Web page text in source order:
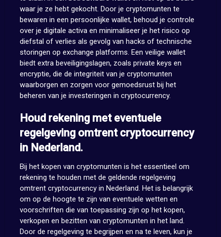
waar je ze hebt gekocht. Door je cryptomunten te
bewaren in een persoonlijke wallet, behoud je controle
over je digitale activa en minimaliseer je het risico op
diefstal of verlies als gevolg van hacks of technische
storingen op exchange platforms. Een veilige wallet
biedt extra beveiligingslagen, zoals private keys en
encryptie, die de integriteit van je cryptomunten
waarborgen en zorgen voor gemoedsrust bij het
beheren van je investeringen in cryptocurrency.
Houd rekening met eventuele
regelgeving omtrent cryptocurrency
in Nederland.
Bij het kopen van cryptomunten is het essentieel om
rekening te houden met de geldende regelgeving
omtrent cryptocurrency in Nederland. Het is belangrijk
om op de hoogte te zijn van eventuele wetten en
voorschriften die van toepassing zijn op het kopen,
verkopen en bezitten van cryptomunten in het land.
Door de regelgeving te begrijpen en na te leven, kun je